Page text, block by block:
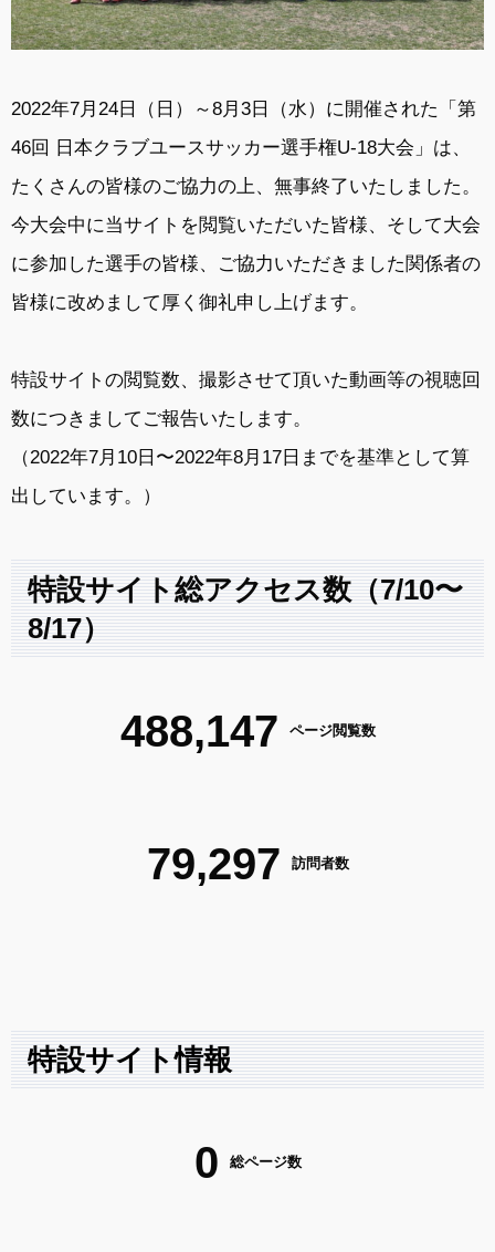
2022年7月24日（日）～8月3日（水）に開催された「第
46回 日本クラブユースサッカー選手権U-18大会」は、
たくさんの皆様のご協力の上、無事終了いたしました。
今大会中に当サイトを閲覧いただいた皆様、そして大会
に参加した選手の皆様、ご協力いただきました関係者の
皆様に改めまして厚く御礼申し上げます。
特設サイトの閲覧数、撮影させて頂いた動画等の視聴回
数につきましてご報告いたします。
（2022年7月10日〜2022年8月17日までを基準として算
出しています。）
特設サイト総アクセス数（7/10〜
8/17）
488,147 ページ閲覧数
79,297 訪問者数
特設サイト情報
0 総ページ数